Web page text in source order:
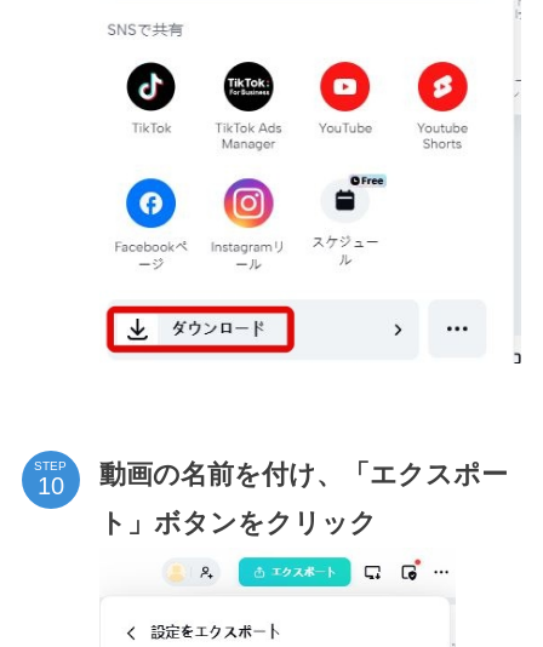
STEP
動画の名前を付け、「エクスポー
ト」ボタンをクリック